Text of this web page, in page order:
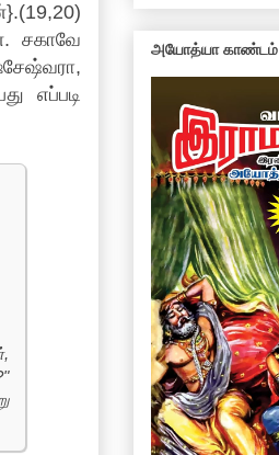
சகாவே
எப்படி
அயோத்யா காண்டம்